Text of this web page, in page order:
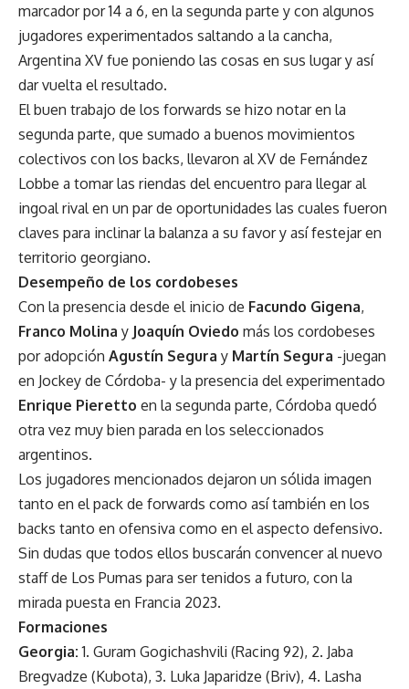
marcador por 14 a 6, en la segunda parte y con algunos
jugadores experimentados saltando a la cancha,
Argentina XV fue poniendo las cosas en sus lugar y así
dar vuelta el resultado.
El buen trabajo de los forwards se hizo notar en la
segunda parte, que sumado a buenos movimientos
colectivos con los backs, llevaron al XV de Fernández
Lobbe a tomar las riendas del encuentro para llegar al
ingoal rival en un par de oportunidades las cuales fueron
claves para inclinar la balanza a su favor y así festejar en
territorio georgiano.
Desempeño de los cordobeses
Con la presencia desde el inicio de Facundo Gigena,
Franco Molina y Joaquín Oviedo más los cordobeses
por adopción Agustín Segura y Martín Segura -juegan
en Jockey de Córdoba- y la presencia del experimentado
Enrique Pieretto en la segunda parte, Córdoba quedó
otra vez muy bien parada en los seleccionados
argentinos.
Los jugadores mencionados dejaron un sólida imagen
tanto en el pack de forwards como así también en los
backs tanto en ofensiva como en el aspecto defensivo.
Sin dudas que todos ellos buscarán convencer al nuevo
staff de Los Pumas para ser tenidos a futuro, con la
mirada puesta en Francia 2023.
Formaciones
Georgia: 1. Guram Gogichashvili (Racing 92), 2. Jaba
Bregvadze (Kubota), 3. Luka Japaridze (Briv), 4. Lasha